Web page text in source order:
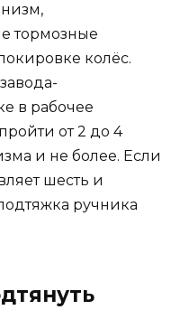
тормозные
колёс.
в рабочее
от 2 до 4
и не более. Если
шесть и
ручника